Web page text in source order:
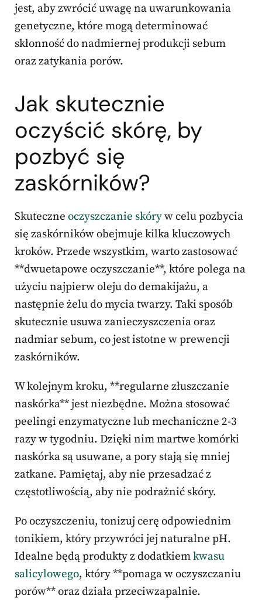
jest, aby zwrócić uwagę na uwarunkowania
genetyczne, które mogą determinować
skłonność do nadmiernej produkcji sebum
oraz zatykania porów.
Jak skutecznie
oczyścić skórę, by
pozbyć się
zaskórników?
Skuteczne oczyszczanie skóryw celu pozbycia
się zaskórników obejmuje kilka kluczowych
kroków. Przede wszystkim, warto zastosować
**dwuetapowe oczyszczanie**, które polega na
użyciu najpierw oleju do demakijażu, a
następnie żelu do mycia twarzy. Taki sposób
skutecznie usuwa zanieczyszczenia oraz
nadmiar sebum, co jest istotne w prewencji
zaskórników.
W kolejnym kroku, **regularne złuszczanie
naskórka** jest niezbędne. Można stosować
peelingi enzymatyczne lub mechaniczne 2-3
razy w tygodniu. Dzięki nim martwe komórki
naskórka są usuwane, a pory stają się mniej
zatkane. Pamiętaj, aby nie przesadzać z
częstotliwością, aby nie podrażnić skóry.
Po oczyszczeniu, tonizuj cerę odpowiednim
tonikiem, który przywróci jej naturalne pH.
Idealne będą produkty z dodatkiemkwasu
salicylowego, który **pomaga w oczyszczaniu
porów** oraz działa przeciwzapalnie.